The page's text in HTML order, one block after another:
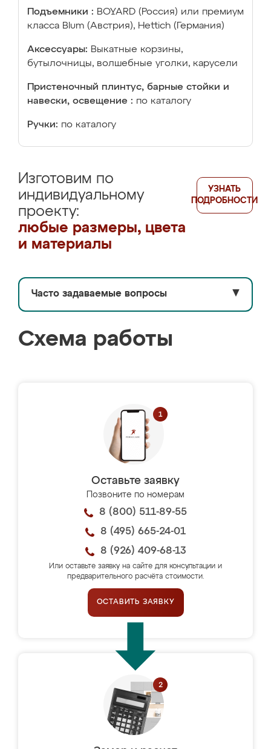
Подъемники : BOYARD (Россия) или премиум
класса Blum (Австрия), Hettich (Германия)
Аксессуары: Выкатные корзины,
бутылочницы, волшебные уголки, карусели
Пристеночный плинтус, барные стойки и
навески, освещение : по каталогу
Ручки: по каталогу
Изготовим по
индивидуальному
проекту:
любые размеры, цвета
и материалы
УЗНАТЬ
ПОДРОБНОСТИ
Часто задаваемые вопросы ▼
Схема работы
Оставьте заявку
Позвоните по номерам
8 (800) 511-89-55
8 (495) 665-24-01
8 (926) 409-68-13
Или оставьте заявку на сайте для консультации и
предварительного расчёта стоимости.
ОСТАВИТЬ ЗАЯВКУ